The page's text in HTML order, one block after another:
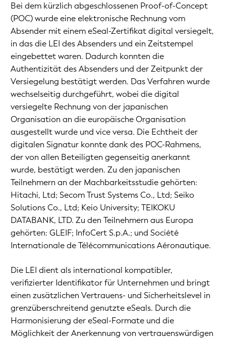
Bei dem kürzlich abgeschlossenen Proof-of-Concept
(POC) wurde eine elektronische Rechnung vom
Absender mit einem eSeal-Zertifikat digital versiegelt,
in das die LEI des Absenders und ein Zeitstempel
eingebettet waren. Dadurch konnten die
Authentizität des Absenders und der Zeitpunkt der
Versiegelung bestätigt werden. Das Verfahren wurde
wechselseitig durchgeführt, wobei die digital
versiegelte Rechnung von der japanischen
Organisation an die europäische Organisation
ausgestellt wurde und vice versa. Die Echtheit der
digitalen Signatur konnte dank des POC-Rahmens,
der von allen Beteiligten gegenseitig anerkannt
wurde, bestätigt werden. Zu den japanischen
Teilnehmern an der Machbarkeitsstudie gehörten:
Hitachi, Ltd; Secom Trust Systems Co., Ltd; Seiko
Solutions Co., Ltd; Keio University; TEIKOKU
DATABANK, LTD. Zu den Teilnehmern aus Europa
gehörten: GLEIF; InfoCert S.p.A.; und Société
Internationale de Télécommunications Aéronautique.
Die LEI dient als international kompatibler,
verifizierter Identifikator für Unternehmen und bringt
einen zusätzlichen Vertrauens- und Sicherheitslevel in
grenzüberschreitend genutzte eSeals. Durch die
Harmonisierung der eSeal-Formate und die
Möglichkeit der Anerkennung von vertrauenswürdigen